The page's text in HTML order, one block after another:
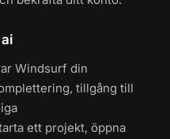
Windsurf din
tillgång till
ett projekt, öppna